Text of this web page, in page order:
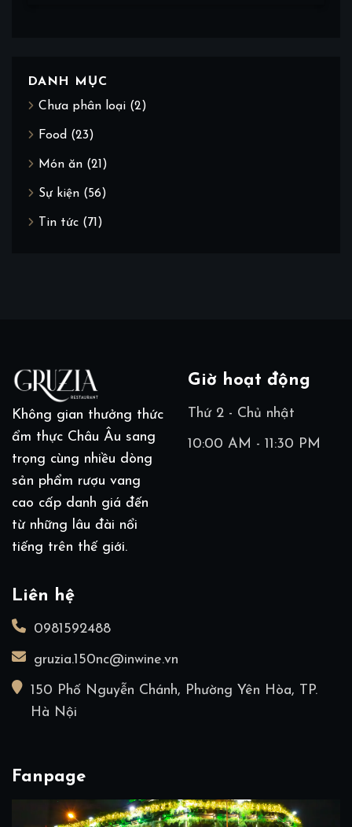
DANH MỤC
Chưa phân loại (2)
Food (23)
Món ăn (21)
Sự kiện (56)
Tin tức (71)
Không gian thưởng thức
ẩm thực Châu Âu sang
trọng cùng nhiều dòng
sản phẩm rượu vang
cao cấp danh giá đến
từ những lâu đài nổi
tiếng trên thế giới.
Giờ hoạt động
Thứ 2 - Chủ nhật
10:00 AM - 11:30 PM
Liên hệ
0981592488
gruzia.150nc@inwine.vn
150 Phố Nguyễn Chánh, Phường Yên Hòa, TP.
Hà Nội
Fanpage